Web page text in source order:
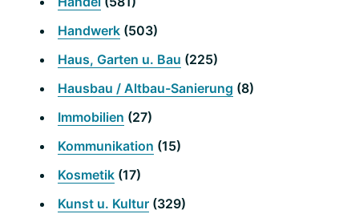
Handwerk (503)
Haus, Garten u. Bau (225)
Hausbau / Altbau-Sanierung (8)
Immobilien (27)
Kommunikation (15)
Kosmetik (17)
Kunst u. Kultur (329)